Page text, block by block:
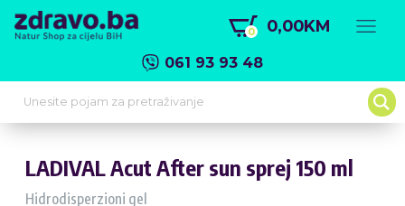
0 0,00KM
061 93 93 48
LADIVAL Acut After sun sprej 150 ml
Hidrodisperzioni gel